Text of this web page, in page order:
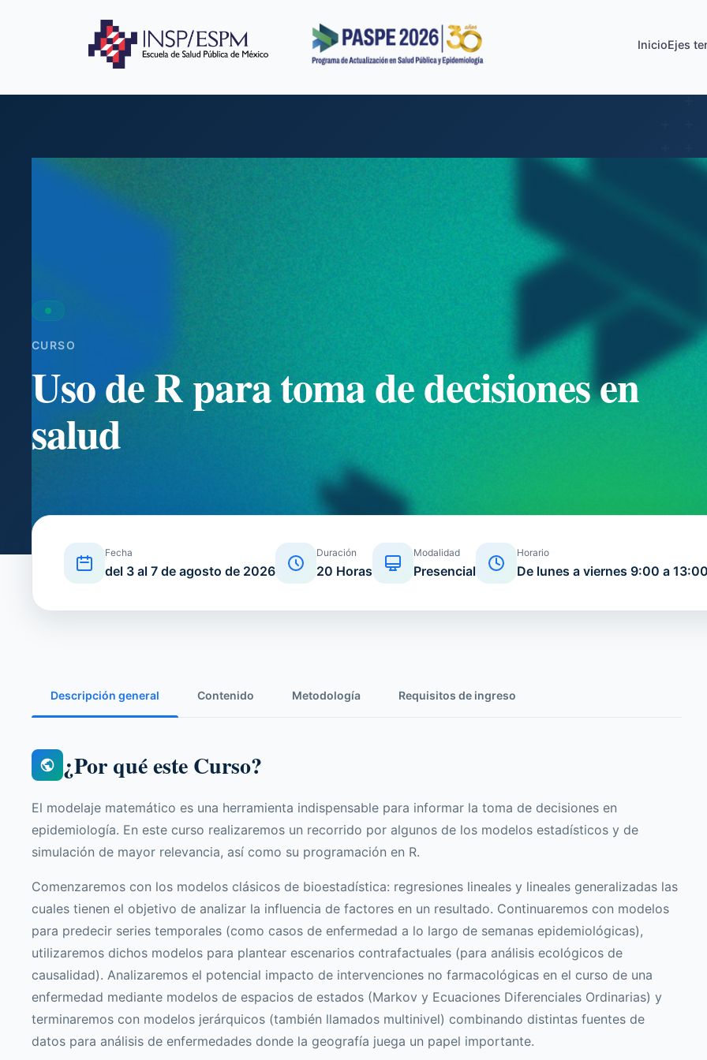
InicioEjes
CURSO
Uso de R para toma de decisiones en
salud
Fecha
del 3 al 7 de agosto de 2026
Duración
20 Horas
Modalidad
Presencial
Horario
De lunes a viernes 9:00 a
Descripción general Contenido Metodología Requisitos de ingreso
¿Por qué este Curso?
El modelaje matemático es una herramienta indispensable para informar la toma de decisiones en
epidemiología. En este curso realizaremos un recorrido por algunos de los modelos estadísticos y de
simulación de mayor relevancia, así como su programación en R.
Comenzaremos con los modelos clásicos de bioestadística: regresiones lineales y lineales generalizadas las
cuales tienen el objetivo de analizar la influencia de factores en un resultado. Continuaremos con modelos
para predecir series temporales (como casos de enfermedad a lo largo de semanas epidemiológicas),
utilizaremos dichos modelos para plantear escenarios contrafactuales (para análisis ecológicos de
causalidad). Analizaremos el potencial impacto de intervenciones no farmacológicas en el curso de una
enfermedad mediante modelos de espacios de estados (Markov y Ecuaciones Diferenciales Ordinarias) y
terminaremos con modelos jerárquicos (también llamados multinivel) combinando distintas fuentes de
datos para análisis de enfermedades donde la geografía juega un papel importante.